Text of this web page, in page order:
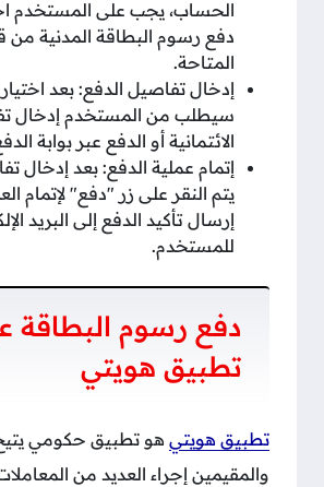
الحساب، يجب على المستخدم
دفع رسوم البطاقة المدنية من
المتاحة.
إدخال تفاصيل الدفع: بعد
سيطلب من المستخدم إدخال
الائتمانية أو الدفع عبر بوابة
إتمام عملية الدفع: بعد إدخال
يتم النقر على زر "دفع" لإتمام
إرسال تأكيد الدفع إلى البريد
للمستخدم.
دفع رسوم البطاقة
تطبيق هويتي
تطبيق هويتي هو تطبيق حكومي
والمقيمين إجراء العديد من المعاملات